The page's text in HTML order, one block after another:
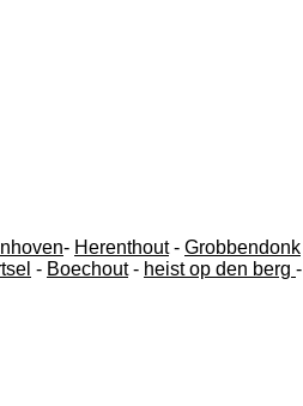
- Herenthout- Grobbendonk
- Boechout- heist op den berg -